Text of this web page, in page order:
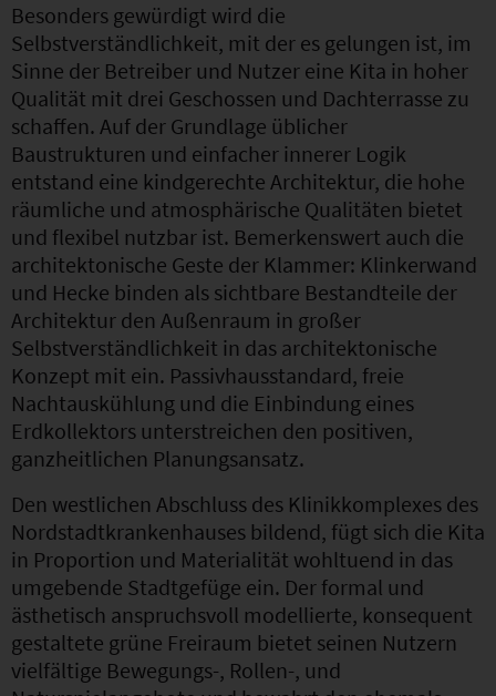
Besonders gewürdigt wird die
Selbstverständlichkeit, mit der es gelungen ist, im
Sinne der Betreiber und Nutzer eine Kita in hoher
Qualität mit drei Geschossen und Dachterrasse zu
schaffen. Auf der Grundlage üblicher
Baustrukturen und einfacher innerer Logik
entstand eine kindgerechte Architektur, die hohe
räumliche und atmosphärische Qualitäten bietet
und flexibel nutzbar ist. Bemerkenswert auch die
architektonische Geste der Klammer: Klinkerwand
und Hecke binden als sichtbare Bestandteile der
Architektur den Außenraum in großer
Selbstverständlichkeit in das architektonische
Konzept mit ein. Passivhausstandard, freie
Nachtauskühlung und die Einbindung eines
Erdkollektors unterstreichen den positiven,
ganzheitlichen Planungsansatz.
Den westlichen Abschluss des Klinikkomplexes des
Nordstadtkrankenhauses bildend, fügt sich die Kita
in Proportion und Materialität wohltuend in das
umgebende Stadtgefüge ein. Der formal und
ästhetisch anspruchsvoll modellierte, konsequent
gestaltete grüne Freiraum bietet seinen Nutzern
vielfältige Bewegungs-, Rollen-, und